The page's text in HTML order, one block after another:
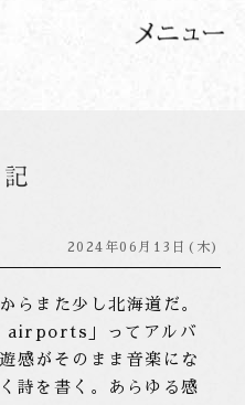
2024年06月13日(木)
らまた少し北海道だ。
」ってアルバ
感がそのまま音楽にな
詩を書く。あらゆる感